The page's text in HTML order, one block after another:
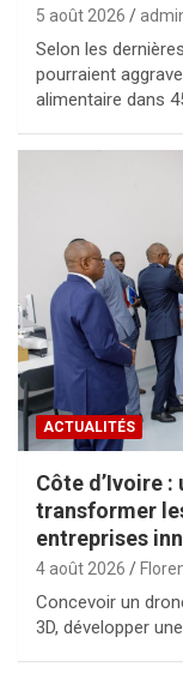
5 août 2026
Selon les
pourraient
alimentaire dans
ACTUALITÉS
Côte d’Ivoire
transformer
entreprises
4 août 2026
Concevoir un
3D, développer